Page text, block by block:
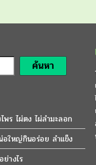
ค้นหา
พร ไผ่ตง ไผ่ลำมะลอก
อใหญ่กินอร่อย ลำแข็ง
างไร